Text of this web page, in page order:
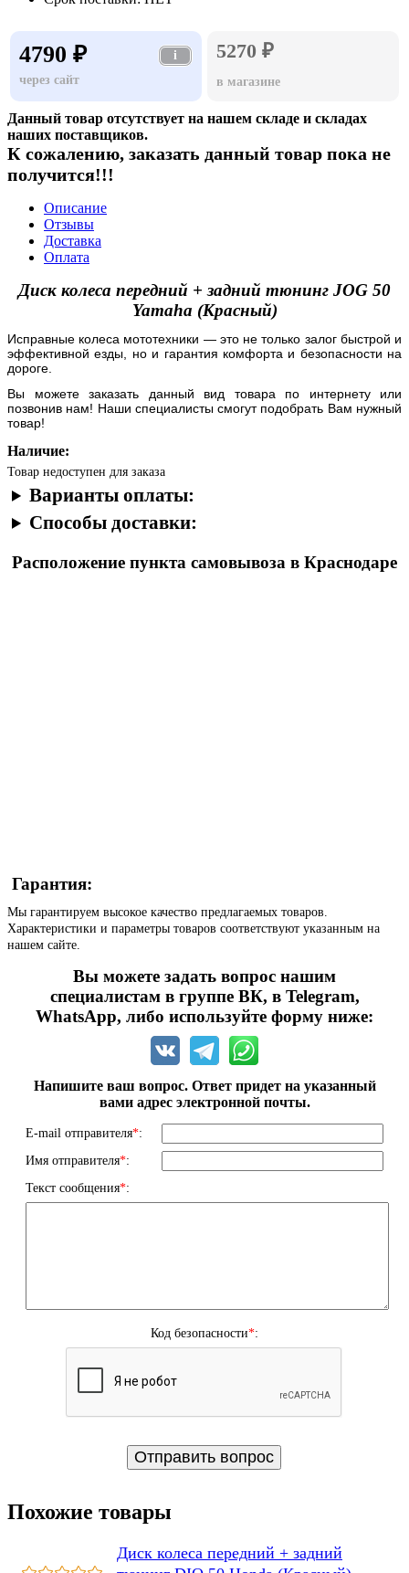
4790 ₽
i
через сайт
5270 ₽
в магазине
Данный товар отсутствует на нашем складе и складах
наших поставщиков.
К сожалению, заказать данный товар пока не
получится!!!
Описание
Отзывы
Доставка
Оплата
Диск колеса передний + задний тюнинг JOG 50
Yamaha (Красный)
Исправные колеса мототехники — это не только залог быстрой и
эффективной езды, но и гарантия комфорта и безопасности на
дороге.
Вы можете заказать данный вид товара по интернету или
позвонив нам! Наши специалисты смогут подобрать Вам нужный
товар!
Наличие:
Товар недоступен для заказа
Варианты оплаты:
Способы доставки:
Расположение пункта самовывоза в Краснодаре
Гарантия:
Мы гарантируем высокое качество предлагаемых товаров.
Характеристики и параметры товаров соответствуют указанным на
нашем сайте.
Вы можете задать вопрос нашим
специалистам в группе ВК, в Telegram,
WhatsApp, либо используйте форму ниже:
Напишите ваш вопрос. Ответ придет на указанный
вами адрес электронной почты.
E-mail отправителя*:
Имя отправителя*:
Текст сообщения*:
Код безопасности*:
Похожие товары
Диск колеса передний + задний